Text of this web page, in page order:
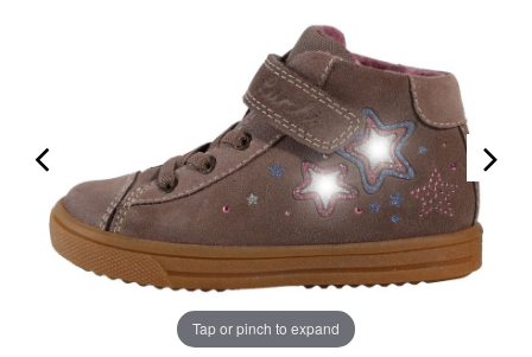
Tap or pinch to expand